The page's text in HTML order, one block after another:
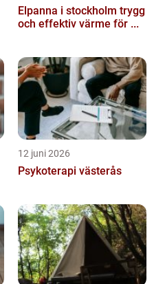
Elpanna i stockholm trygg
och effektiv värme för ...
12 juni 2026
Psykoterapi västerås